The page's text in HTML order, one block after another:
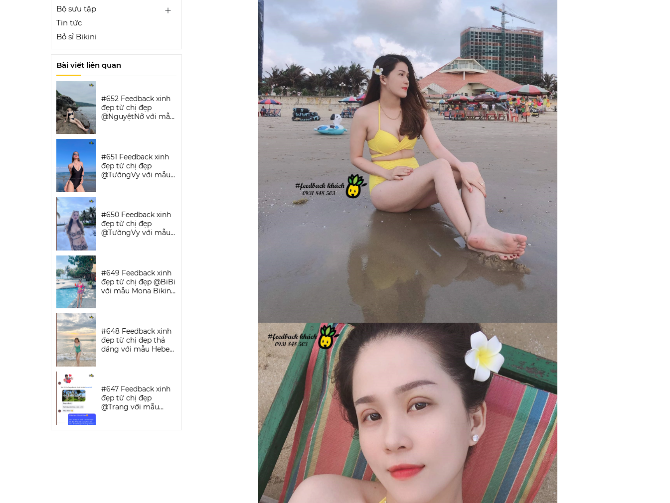
Bộ sưu tập
Tin tức
Bỏ sỉ Bikini
Bài viết liên quan
#652 Feedback xinh
đẹp từ chị đẹp
@NguyệtNở với mẫu
#651 Feedback xinh
đẹp từ chị đẹp
@TườngVy với mẫu
#650 Feedback xinh
đẹp từ chị đẹp
@TườngVy với mẫu
#649 Feedback xinh
đẹp từ chị đẹp @BiBi
với mẫu Mona Bikini
#648 Feedback xinh
đẹp từ chị đẹp thả
dáng với mẫu Hebe
#647 Feedback xinh
đẹp từ chị đẹp
@Trang với mẫu